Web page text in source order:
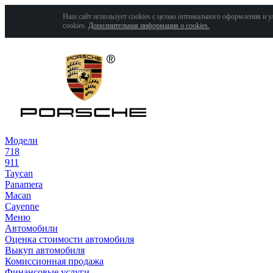
Наш сайт использует cookies с целью оптимального оформления и
cookies. Дополнительная информация о cookies.
Модели
718
911
Taycan
Panamera
Macan
Cayenne
Меню
Автомобили
Оценка стоимости автомобиля
Выкуп автомобиля
Комиссионная продажа